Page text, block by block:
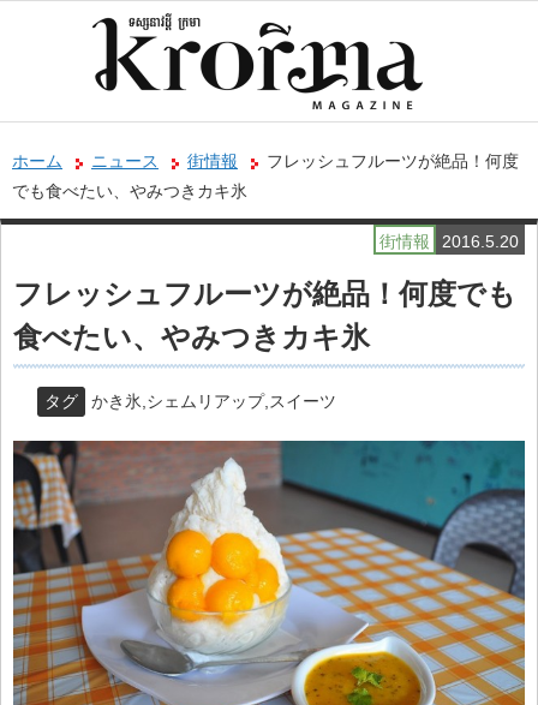
ホーム ニュース 街情報
フレッシュフルーツが絶品！何度
でも食べたい、やみつきカキ氷
2016.5.20
街情報
フレッシュフルーツが絶品！何度でも
食べたい、やみつきカキ氷
タグ かき氷 シェムリアップ, スイーツ